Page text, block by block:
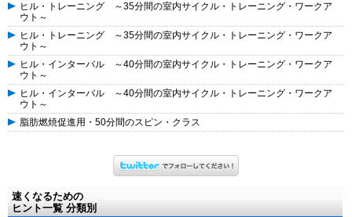
ヒル・トレーニング ～35分間の室内サイクル・トレーニング・ワークア
ウト～
ヒル・トレーニング ～35分間の室内サイクル・トレーニング・ワークア
ウト～
ヒル・インターバル ～40分間の室内サイクル・トレーニング・ワークア
ウト～
ヒル・インターバル ～40分間の室内サイクル・トレーニング・ワークア
ウト～
脂肪燃焼促進用・50分間のスピン・クラス
速くなるための
ヒント一覧 分類別